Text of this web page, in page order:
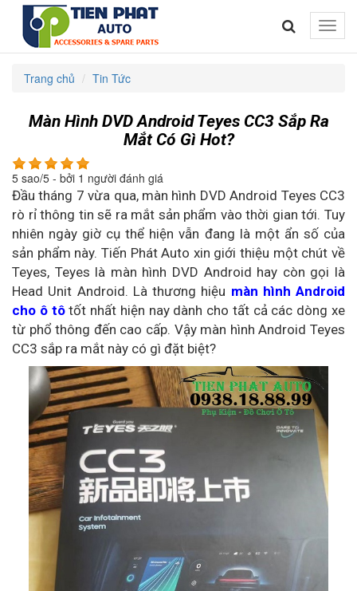
Toggle
Trang chủ Tin Tức
Màn Hình DVD Android Teyes CC3 Sắp Ra
Mắt Có Gì Hot?
5 sao/5 - bởi 1 người đánh giá
Đầu tháng 7 vừa qua, màn hình DVD Android Teyes CC3
rò rỉ thông tin sẽ ra mắt sản phẩm vào thời gian tới. Tuy
nhiên ngày giờ cụ thể hiện vẫn đang là một ẩn số của
sản phẩm này. Tiến Phát Auto xin giới thiệu một chút về
Teyes, Teyes là màn hình DVD Android hay còn gọi là
Head Unit Android. Là thương hiệu màn hình Android
cho ô tôtốt nhất hiện nay dành cho tất cả các dòng xe
từ phổ thông đến cao cấp. Vậy màn hình Android Teyes
CC3 sắp ra mắt này có gì đặt biệt?